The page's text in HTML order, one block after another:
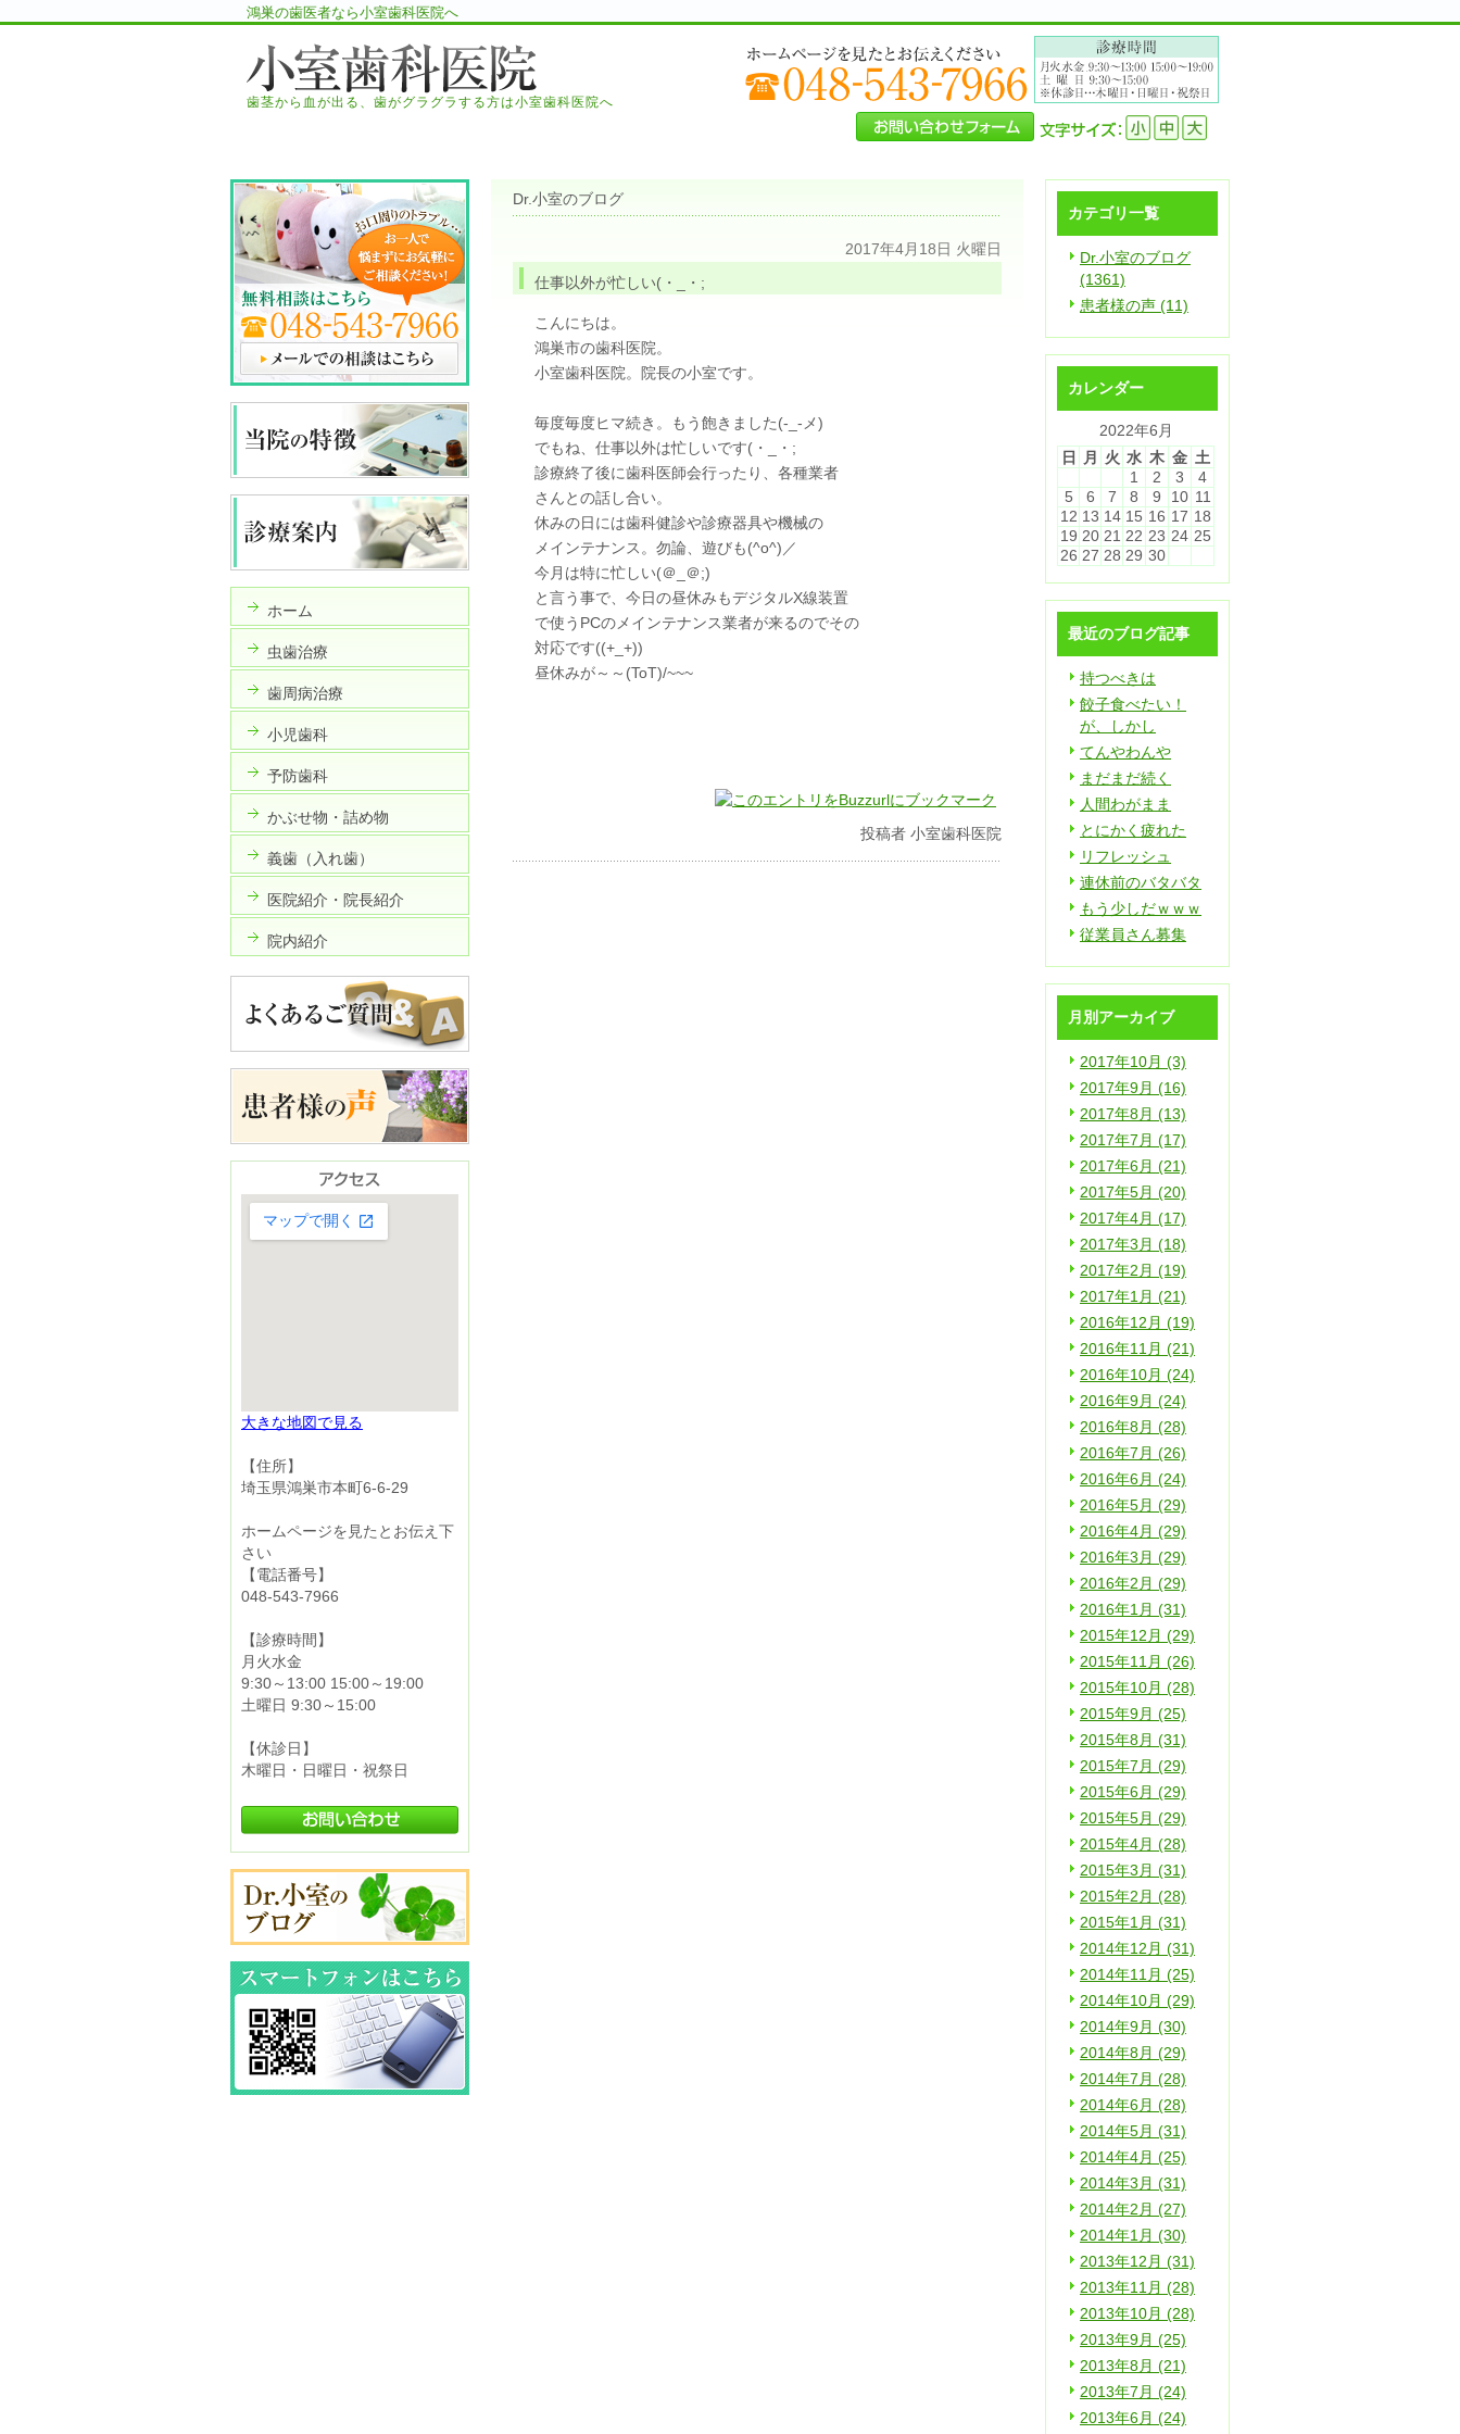
鴻巣の歯医者なら小室歯科医院へ
歯茎から血が出る、歯がグラグラする方は小室歯科医院へ
Dr.小室のブログ
2017年4月18日 火曜日
仕事以外が忙しい(・_・;
こんにちは。
鴻巣市の歯科医院。
小室歯科医院。院長の小室です。
毎度毎度ヒマ続き。もう飽きました(-_-メ)
でもね、仕事以外は忙しいです(・_・;
診療終了後に歯科医師会行ったり、各種業者
さんとの話し合い。
休みの日には歯科健診や診療器具や機械の
メインテナンス。勿論、遊びも(^o^)／
今月は特に忙しい(＠_＠;)
と言う事で、今日の昼休みもデジタルX線装置
で使うPCのメインテナンス業者が来るのでその
対応です((+_+))
昼休みが～～(ToT)/~~~
投稿者 小室歯科医院
カテゴリ一覧
Dr.小室のブログ
(1361)
患者様の声 (11)
カレンダー
2022年6月
日
月 火 水 木 金 土
1
2 3
4
5
6 7 8 9 10 11
12 13 14 15 16 17 18
19 20 21 22 23 24 25
26 27 28 29 30
最近のブログ記事
持つべきは
餃子食べたい！
が、しかし
てんやわんや
まだまだ続く
人間わがまま
とにかく疲れた
リフレッシュ
連休前のバタバタ
もう少しだｗｗｗ
従業員さん募集
月別アーカイブ
2017年10月 (3)
2017年9月 (16)
2017年8月 (13)
2017年7月 (17)
2017年6月 (21)
2017年5月 (20)
2017年4月 (17)
2017年3月 (18)
2017年2月 (19)
2017年1月 (21)
2016年12月 (19)
2016年11月 (21)
2016年10月 (24)
2016年9月 (24)
2016年8月 (28)
2016年7月 (26)
2016年6月 (24)
2016年5月 (29)
2016年4月 (29)
2016年3月 (29)
2016年2月 (29)
2016年1月 (31)
2015年12月 (29)
2015年11月 (26)
2015年10月 (28)
2015年9月 (25)
2015年8月 (31)
2015年7月 (29)
2015年6月 (29)
2015年5月 (29)
2015年4月 (28)
2015年3月 (31)
2015年2月 (28)
2015年1月 (31)
2014年12月 (31)
2014年11月 (25)
2014年10月 (29)
2014年9月 (30)
2014年8月 (29)
2014年7月 (28)
2014年6月 (28)
2014年5月 (31)
2014年4月 (25)
2014年3月 (31)
2014年2月 (27)
2014年1月 (30)
2013年12月 (31)
2013年11月 (28)
2013年10月 (28)
2013年9月 (25)
2013年8月 (21)
2013年7月 (24)
2013年6月 (24)
ホーム
虫歯治療
歯周病治療
小児歯科
予防歯科
かぶせ物・詰め物
義歯（入れ歯）
医院紹介・院長紹介
院内紹介
大きな地図で見る
【住所】
埼玉県鴻巣市本町6-6-29
ホームページを見たとお伝え下
さい
【電話番号】
048-543-7966
【診療時間】
月火水金
9:30～13:00 15:00～19:00
土曜日 9:30～15:00
【休診日】
木曜日・日曜日・祝祭日